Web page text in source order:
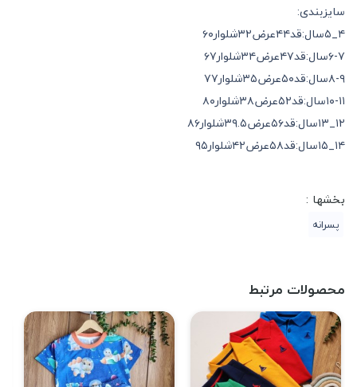
سایزبندی:
۴_۵سال:قد۴۴عرض۳۲شلوار۶۰
۶-۷سال:قد۴۷عرض۳۴شلوار۶۷
۸-۹سال:قد۵۰عرض۳۵شلوار۷۷
۱۰-۱۱سال:قد۵۲عرض۳۸شلوار۸۰
۱۲_۱۳سال:قد۵۶عرض۳۹.۵شلوار۸۶
۱۴_۱۵سال:قد۵۸عرض۴۲شلوار۹۵
بخشها :
پسرانه
محصولات مرتبط